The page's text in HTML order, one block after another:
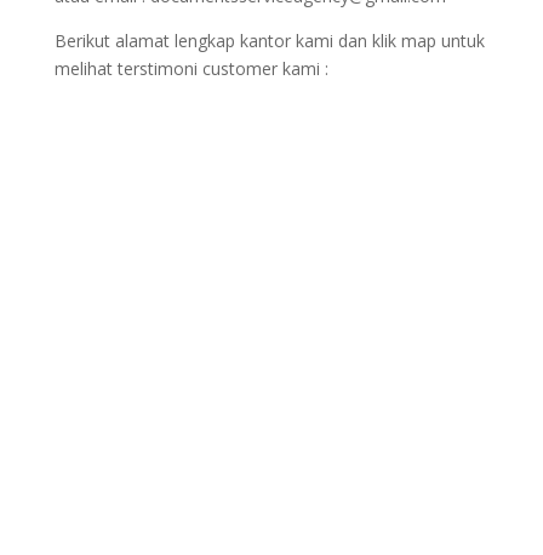
Berikut alamat lengkap kantor kami dan klik map untuk
melihat terstimoni customer kami :